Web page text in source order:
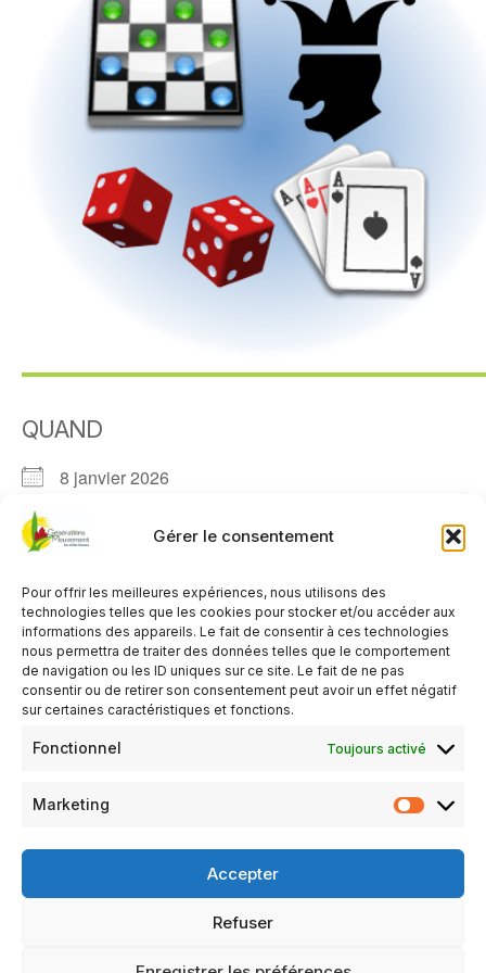
Gérer le consentement
Pour offrir les meilleures expériences, nous utilisons des
technologies telles que les cookies pour stocker et/ou accéder aux
informations des appareils. Le fait de consentir à ces technologies
nous permettra de traiter des données telles que le comportement
de navigation ou les ID uniques sur ce site. Le fait de ne pas
consentir ou de retirer son consentement peut avoir un effet négatif
sur certaines caractéristiques et fonctions.
Fonctionnel Toujours activé
Marketing
Accepter
Refuser
QUAND
8 janvier 2026
Télécharger ICS Calendrier Google
TYPE D’ÉVÈNEMENT
Organisé par le Club de Crannes en Champagne
,
organisateur
Atelier vannerie et travaux manuels le premier Jeudi du mois
(une contribution pour l’achat du rotin est demandée)